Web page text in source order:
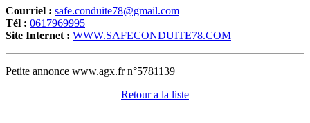
Courriel : safe.conduite78@gmail.com
Tél : 0617969995
Site Internet : WWW.SAFECONDUITE78.COM
Petite annonce www.agx.fr n°5781139
Retour a la liste